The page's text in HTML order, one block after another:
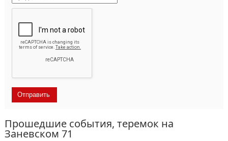
Прошедшие события, теремок на
Заневском 71